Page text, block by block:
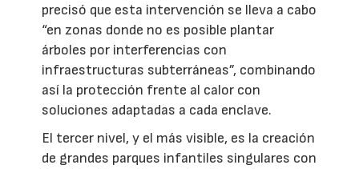
precisó que esta intervención se lleva a cabo
“en zonas donde no es posible plantar
árboles por interferencias con
infraestructuras subterráneas”, combinando
así la protección frente al calor con
soluciones adaptadas a cada enclave.
El tercer nivel, y el más visible, es la creación
de grandes parques infantiles singulares con